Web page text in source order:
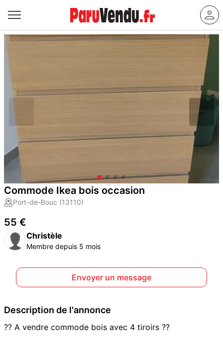
Commode Ikea bois occasion
Port-de-Bouc (13110)
55 €
Christèle
Membre depuis 5 mois
Envoyer un message
Description de l'annonce
?? A vendre commode bois avec 4 tiroirs ??